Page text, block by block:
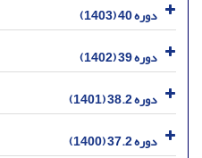
دوره 40 (1403)
دوره 39 (1402)
دوره 38.2 (1401)
دوره 37.2 (1400)